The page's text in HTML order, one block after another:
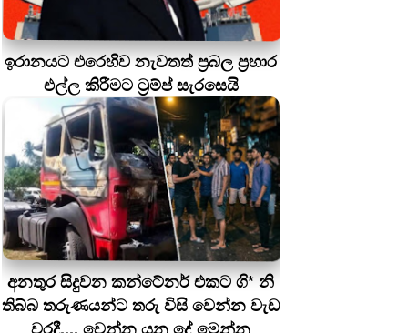
ඉරානයට එරෙහිව නැවතත් ප්‍රබල ප්‍රහාර
එල්ල කිරීමට ට්‍රම්ප් සැරසෙයි
අනතුර සිදුවන කන්ටේනර් එකට ගි* නි
තිබ්බ තරුණයන්ට තරු විසි වෙන්න වැඩ